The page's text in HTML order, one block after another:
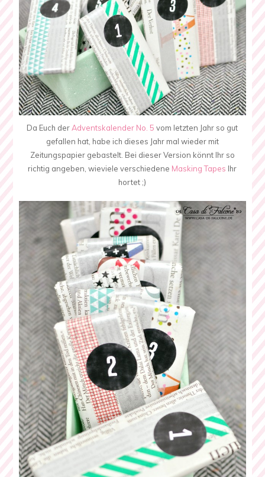
Da Euch derAdventskalender No. 5 vom letzten Jahr so gut
gefallen hat, habe ich dieses Jahr mal wieder mit
Zeitungspapier gebastelt. Bei dieser Version könnt Ihr so
richtig angeben, wieviele verschiedene Masking Tapes Ihr
hortet ;)